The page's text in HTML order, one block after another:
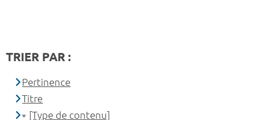
TRIER PAR :
Pertinence
Titre
[Type de contenu]